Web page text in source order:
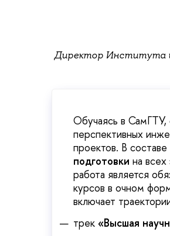
Директор Института
Обучаясь в СамГТУ,
перспективных
проектов. В
подготовки на
работа является
курсов в очном
включает
трек «Высшая